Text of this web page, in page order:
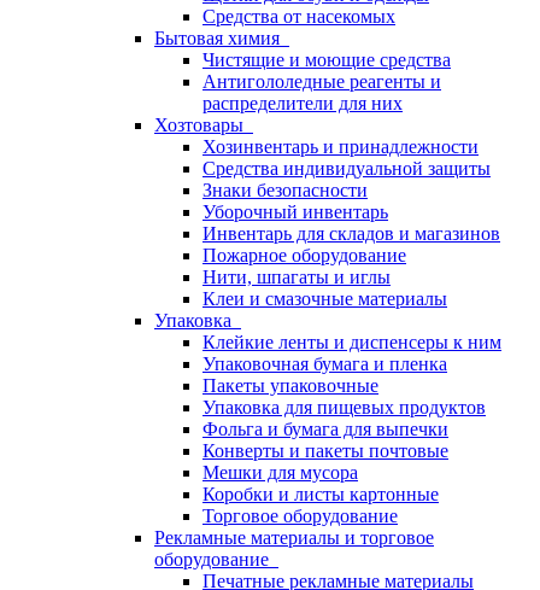
Средства от насекомых
Бытовая химия
Чистящие и моющие средства
Антигололедные реагенты и
распределители для них
Хозтовары
Хозинвентарь и принадлежности
Средства индивидуальной защиты
Знаки безопасности
Уборочный инвентарь
Инвентарь для складов и магазинов
Пожарное оборудование
Нити, шпагаты и иглы
Клеи и смазочные материалы
Упаковка
Клейкие ленты и диспенсеры к ним
Упаковочная бумага и пленка
Пакеты упаковочные
Упаковка для пищевых продуктов
Фольга и бумага для выпечки
Конверты и пакеты почтовые
Мешки для мусора
Коробки и листы картонные
Торговое оборудование
Рекламные материалы и торговое
оборудование
Печатные рекламные материалы